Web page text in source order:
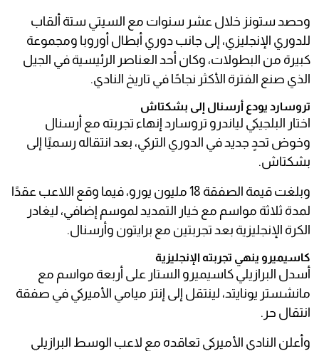
وحصد ستونز خلال عشر سنوات مع السيتي ستة ألقاب
للدوري الإنجليزي، إلى جانب دوري أبطال أوروبا ومجموعة
كبيرة من البطولات، وكان أحد العناصر الرئيسية في الجيل
الذي صنع الفترة الأكثر نجاحًا في تاريخ النادي.
تروسارد يودع أرسنال إلى بشكتاش
اختار البلجيكي لياندرو تروسارد إنهاء تجربته مع أرسنال
وخوض تحدٍ جديد في الدوري التركي، بعد انتقاله رسميًا إلى
بشكتاش.
وبلغت قيمة الصفقة 18 مليون يورو، فيما وقع اللاعب عقدًا
لمدة ثلاثة مواسم مع خيار التمديد لموسم إضافي، ليغادر
الكرة الإنجليزية بعد تجربتين مع برايتون وأرسنال.
كاسيميرو ينهي تجربته الإنجليزية
أسدل البرازيلي كاسيميرو الستار على أربعة مواسم مع
مانشستر يونايتد، لينتقل إلى إنتر ميامي الأميركي في صفقة
انتقال حر.
وأعلن النادي الأميركي تعاقده مع لاعب الوسط البرازيلي